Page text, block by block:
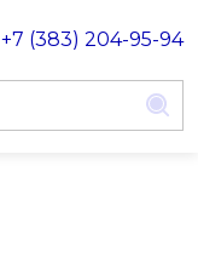
+7 (383) 204-95-94